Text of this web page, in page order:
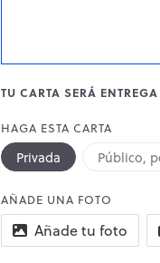
TU CARTA SERÁ
HAGA ESTA CARTA
Privada Público,
AÑADE UNA FOTO
Añade tu foto